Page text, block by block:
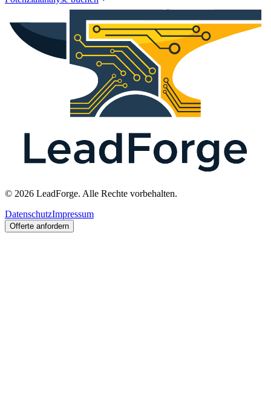
© 2026 LeadForge. Alle Rechte vorbehalten.
DatenschutzImpressum
Offerte anfordern